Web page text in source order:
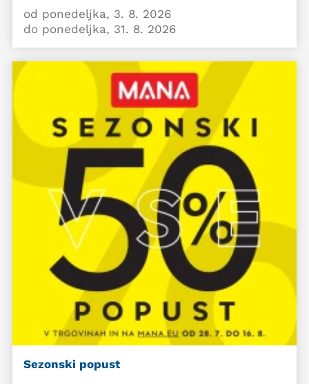
od ponedeljka, 3. 8. 2026
do ponedeljka, 31. 8. 2026
Sezonski popust